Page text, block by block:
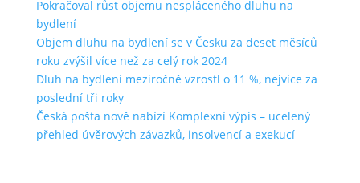
Pokračoval růst objemu nespláceného dluhu na
bydlení
Objem dluhu na bydlení se v Česku za deset měsíců
roku zvýšil více než za celý rok 2024
Dluh na bydlení meziročně vzrostl o 11 %, nejvíce za
poslední tři roky
Česká pošta nově nabízí Komplexní výpis – ucelený
přehled úvěrových závazků, insolvencí a exekucí